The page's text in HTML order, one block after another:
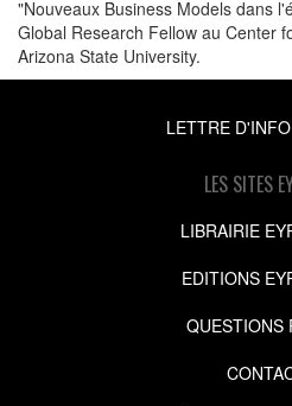
"Nouveaux Business Models dans
Global Research Fellow au Center
Arizona State University.
LETTRE
LES SITES
LIBRAIRIE
EDITIONS
QUESTIONS